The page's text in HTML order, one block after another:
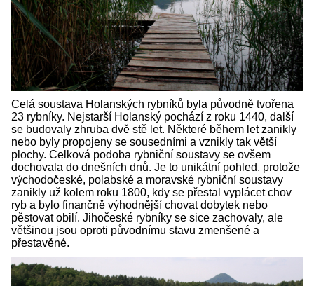
Celá soustava Holanských rybníků byla původně tvořena
23 rybníky. Nejstarší Holanský pochází z roku 1440, další
se budovaly zhruba dvě stě let. Některé během let zanikly
nebo byly propojeny se sousedními a vznikly tak větší
plochy. Celková podoba rybniční soustavy se ovšem
dochovala do dnešních dnů. Je to unikátní pohled, protože
východočeské, polabské a moravské rybniční soustavy
zanikly už kolem roku 1800, kdy se přestal vyplácet chov
ryb a bylo finančně výhodnější chovat dobytek nebo
pěstovat obilí. Jihočeské rybníky se sice zachovaly, ale
většinou jsou oproti původnímu stavu zmenšené a
přestavěné.